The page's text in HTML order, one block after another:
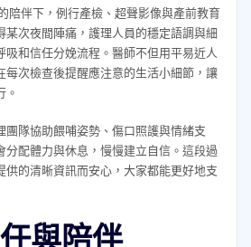
陪伴下，例行產檢、超聲影像與產前教育
某次夜間陣痛，護理人員的穩定語調與細
吸和信任分娩流程。醫師不但用平易近人
每次檢查後提醒應注意的生活小細節，讓
。
團隊協助餵哺姿勢、傷口照護與情緒支
分配體力與休息，慢慢建立自信。這段過
供的清晰資訊而安心，大家都能更好地支
與陪伴